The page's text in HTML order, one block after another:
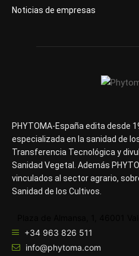
Noticias de empresas
PHYTOMA-España edita desde
especializada en la sanidad de
Transferencia Tecnológica y
Sanidad Vegetal. Además
vinculados al sector agrario,
Sanidad de los Cultivos.
+34 963 826 511
info@phytoma.com